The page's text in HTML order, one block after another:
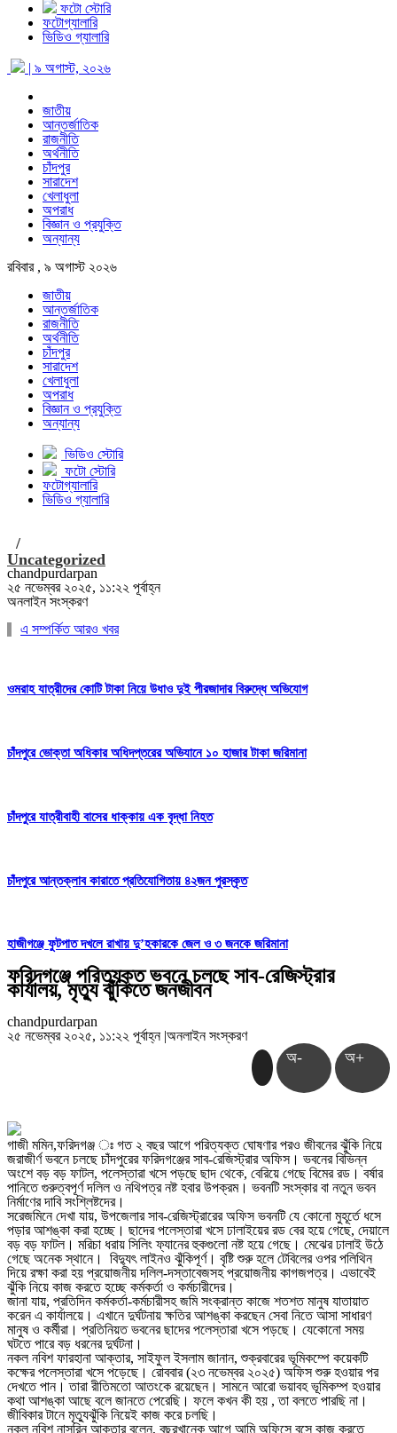
ফটো স্টোরি
ফটোগ্যালারি
ভিডিও গ্যালারি
| ৯ অগাস্ট, ২০২৬
জাতীয়
আন্তর্জাতিক
রাজনীতি
অর্থনীতি
চাঁদপুর
সারাদেশ
খেলাধুলা
অপরাধ
বিজ্ঞান ও প্রযুক্তি
অন্যান্য
রবিবার , ৯ অগাস্ট ২০২৬
জাতীয়
আন্তর্জাতিক
রাজনীতি
অর্থনীতি
চাঁদপুর
সারাদেশ
খেলাধুলা
অপরাধ
বিজ্ঞান ও প্রযুক্তি
অন্যান্য
ভিডিও স্টোরি
ফটো স্টোরি
ফটোগ্যালারি
ভিডিও গ্যালারি
/
Uncategorized
chandpurdarpan
২৫ নভেম্বর ২০২৫, ১১:২২ পূর্বাহ্ন
অনলাইন সংস্করণ
এ সম্পর্কিত আরও খবর
ওমরাহ যাত্রীদের কোটি টাকা নিয়ে উধাও দুই পীরজাদার বিরুদ্ধে অভিযোগ
চাঁদপুরে ভোক্তা অধিকার অধিদপ্তরের অভিযানে ১০ হাজার টাকা জরিমানা
চাঁদপুরে যাত্রীবাহী বাসের ধাক্কায় এক বৃদ্ধা নিহত
চাঁদপুরে আন্তক্লাব কারাতে প্রতিযোগিতায় ৪২জন পুরস্কৃত
হাজীগঞ্জে ফুটপাত দখলে রাখায় দু’হকারকে জেল ও ৩ জনকে জরিমানা
ফরিদগঞ্জে পরিত্যক্ত ভবনে চলছে সাব-রেজিস্ট্রার
কার্যালয়, মৃত্যু ঝুঁকিতে জনজীবন
chandpurdarpan
২৫ নভেম্বর ২০২৫, ১১:২২ পূর্বাহ্ন |অনলাইন সংস্করণ
অ- অ+
গাজী মমিন,ফরিদগঞ্জ ঃ গত ২ বছর আগে পরিত্যক্ত ঘোষণার পরও জীবনের ঝুঁকি নিয়ে
জরাজীর্ণ ভবনে চলছে চাঁদপুরের ফরিদগঞ্জের সাব-রেজিস্ট্রার অফিস। ভবনের বিভিন্ন
অংশে বড় বড় ফাটল, পলেস্তারা খসে পড়ছে ছাদ থেকে, বেরিয়ে গেছে বিমের রড। বর্ষার
পানিতে গুরুত্বপূর্ণ দলিল ও নথিপত্র নষ্ট হবার উপক্রম। ভবনটি সংস্কার বা নতুন ভবন
নির্মাণের দাবি সংশ্লিষ্টদের।
সরেজমিনে দেখা যায়, উপজেলার সাব-রেজিস্ট্রারের অফিস ভবনটি যে কোনো মুহূর্তে ধসে
পড়ার আশঙ্কা করা হচ্ছে। ছাদের পলেস্তারা খসে ঢালাইয়ের রড বের হয়ে গেছে, দেয়ালে
বড় বড় ফাটল। মরিচা ধরায় সিলিং ফ্যানের হুকগুলো নষ্ট হয়ে গেছে। মেঝের ঢালাই উঠে
গেছে অনেক স্থানে। বিদ্যুৎ লাইনও ঝুঁকিপূর্ণ। বৃষ্টি শুরু হলে টেবিলের ওপর পলিথিন
দিয়ে রক্ষা করা হয় প্রয়োজনীয় দলিল-দস্তাবেজসহ প্রয়োজনীয় কাগজপত্র। এভাবেই
ঝুঁকি নিয়ে কাজ করতে হচ্ছে কর্মকর্তা ও কর্মচারীদের।
জানা যায়, প্রতিদিন কর্মকর্তা-কর্মচারীসহ জমি সংক্রান্ত কাজে শতশত মানুষ যাতায়াত
করেন এ কার্যালয়ে। এখানে দুর্ঘটনায় ক্ষতির আশঙ্কা করছেন সেবা নিতে আসা সাধারণ
মানুষ ও কর্মীরা। প্রতিনিয়ত ভবনের ছাদের পলেস্তারা খসে পড়ছে। যেকোনো সময়
ঘটতে পারে বড় ধরনের দুর্ঘটনা।
নকল নবিশ ফারহানা আক্তার, সাইফুল ইসলাম জানান, শুক্রবারের ভূমিকম্পে কয়েকটি
কক্ষের পলেস্তারা খসে পড়েছে। রোববার (২৩ নভেম্বর ২০২৫) অফিস শুরু হওয়ার পর
দেখতে পান। তারা রীতিমতো আতংকে রয়েছেন। সামনে আরো ভয়াবহ ভূমিকম্প হওয়ার
কথা আশঙ্কা আছে বলে জানতে পেরেছি। ফলে কখন কী হয় , তা বলতে পারছি না।
জীবিকার টানে মৃত্যুঝুঁকি নিয়েই কাজ করে চলছি।
নকল নবিশ নাসরিন আক্তার বলেন, বছরখানেক আগে আমি অফিসে বসে কাজ করতে